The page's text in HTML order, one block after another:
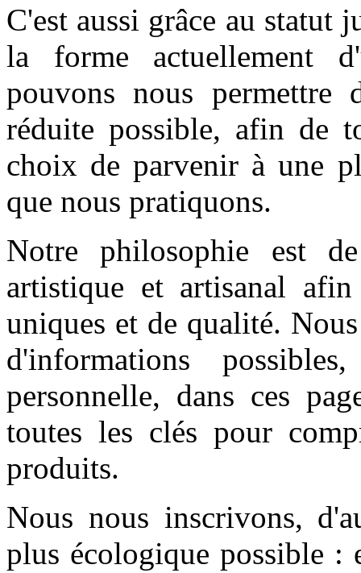
C'est aussi grâce au statut
la forme actuellement
pouvons nous
réduite possible, afin de
choix de parvenir à une
que nous pratiquons.
Notre philosophie est
artistique et artisanal
uniques et de qualité.
d'informations possibles,
personnelle, dans ces
toutes les clés pour
produits.
Nous nous inscrivons,
plus écologique possible :